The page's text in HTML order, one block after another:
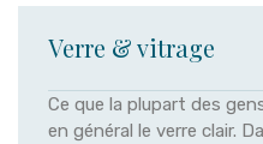
Verre & vitrage
Ce que la plupart des
en général le verre clair.